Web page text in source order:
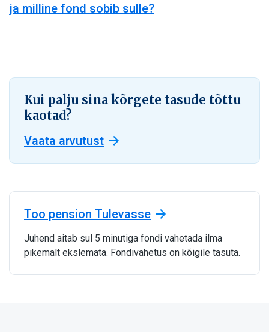
ja milline fond sobib sulle?
Kui palju sina kõrgete tasude tõttu
kaotad?
Vaata arvutust
Too pension Tulevasse
Juhend aitab sul 5 minutiga fondi vahetada ilma
pikemalt ekslemata. Fondivahetus on kõigile tasuta.